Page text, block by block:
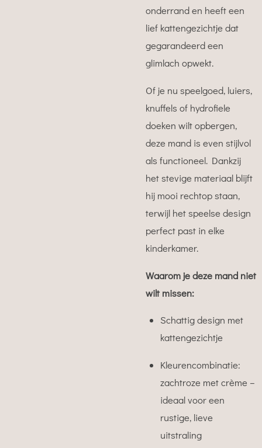
onderrand en heeft een
lief kattengezichtje dat
gegarandeerd een
glimlach opwekt.
Of je nu speelgoed, luiers,
knuffels of hydrofiele
doeken wilt opbergen,
deze mand is even stijlvol
als functioneel. Dankzij
het stevige materiaal blijft
hij mooi rechtop staan,
terwijl het speelse design
perfect past in elke
kinderkamer.
Waarom je deze mand niet
wilt missen:
Schattig design met
kattengezichtje
Kleurencombinatie:
zachtroze met crème –
ideaal voor een
rustige, lieve
uitstraling